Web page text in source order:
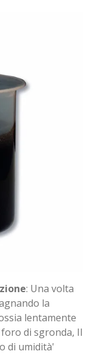
: Una volta
la
lentamente
di sgronda, Il
di umidità'